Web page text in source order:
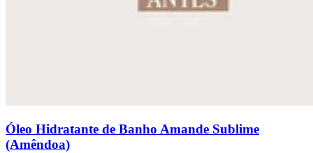
Óleo Hidratante de Banho Amande Sublime
(Amêndoa)